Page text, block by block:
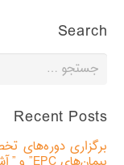
Search
جستجو
Recent Posts
برگزاری دوره‌های